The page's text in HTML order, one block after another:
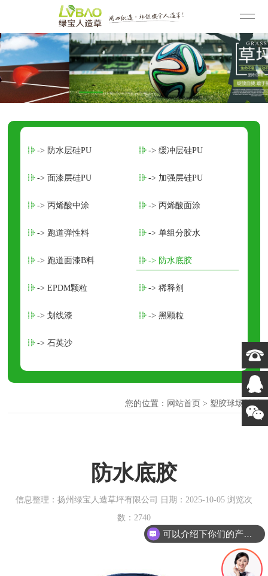
-> 防水层硅PU -> 缓冲层硅PU
-> 面漆层硅PU -> 加强层硅PU
-> 丙烯酸中涂 -> 丙烯酸面涂
-> 跑道弹性料 -> 单组分胶水
-> 跑道面漆B料 -> 防水底胶
-> EPDM颗粒 -> 稀释剂
-> 划线漆 -> 黑颗粒
-> 石英沙
您的位置： 网站首页> 塑胶球场材料
防水底胶
信息整理：扬州绿宝人造草坪有限公司 日期：2025-10-05 浏览次
数：2740
可以介绍下你们的产品么